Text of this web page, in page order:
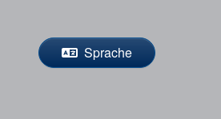
Sprache